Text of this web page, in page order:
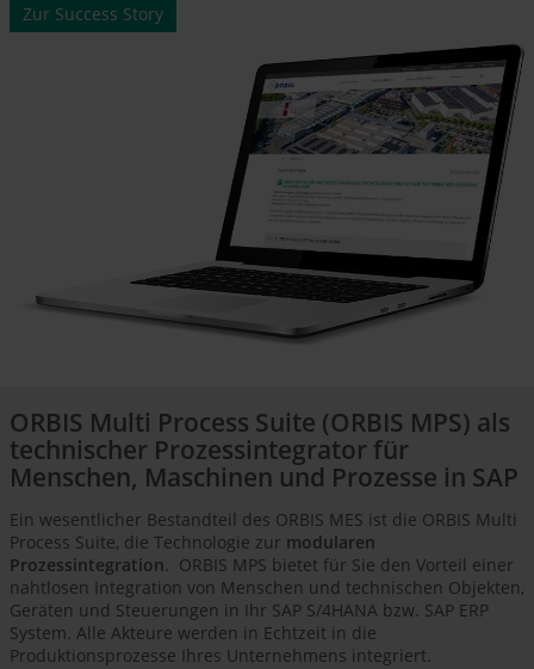
Zur Success Story
ORBIS Multi Process Suite (ORBIS MPS) als
technischer Prozessintegrator für
Menschen, Maschinen und Prozesse in SAP
Ein wesentlicher Bestandteil des ORBIS MES ist die ORBIS Multi
Process Suite, die Technologie zur modularen
Prozessintegration. ORBIS MPS bietet für Sie den Vorteil einer
nahtlosen Integration von Menschen und technischen Objekten,
Geräten und Steuerungen in Ihr SAP S/4HANA bzw. SAP ERP
System. Alle Akteure werden in Echtzeit in die
Produktionsprozesse Ihres Unternehmens integriert.